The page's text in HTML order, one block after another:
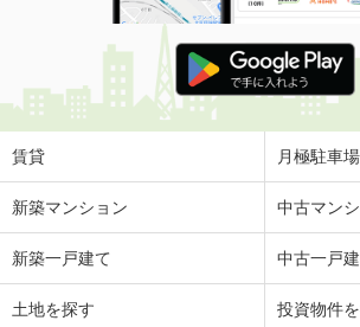
賃貸 月極駐車場
新築マンション 中古マン
新築一戸建て 中古一戸
土地を探す 投資物件